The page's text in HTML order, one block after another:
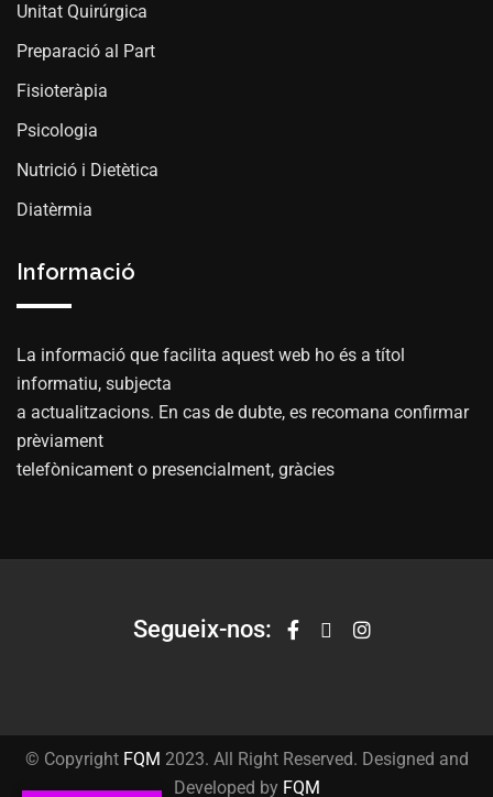
Unitat Quirúrgica
Preparació al Part
Fisioteràpia
Psicologia
Nutrició i Dietètica
Diatèrmia
Informació
La informació que facilita aquest web ho és a títol
informatiu, subjecta
a actualitzacions. En cas de dubte, es recomana confirmar
prèviament
telefònicament o presencialment, gràcies
Segueix-nos:
© Copyright FQM 2023. All Right Reserved. Designed and
Developed by FQM